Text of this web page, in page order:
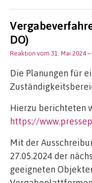
DO)
Reaktion vom 31. Mai 2024
Die Planungen für
Hierzu berichteten
https://
Mit der
27.05.2024 der
geeigneten